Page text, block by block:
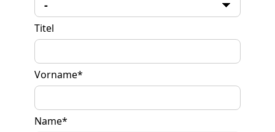
Titel
Vorname*
Name*